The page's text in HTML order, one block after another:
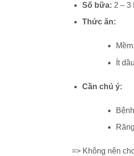
Số bữa: 2 – 3
Thức ăn:
Ít
Cần chú ý:
=> Không nên